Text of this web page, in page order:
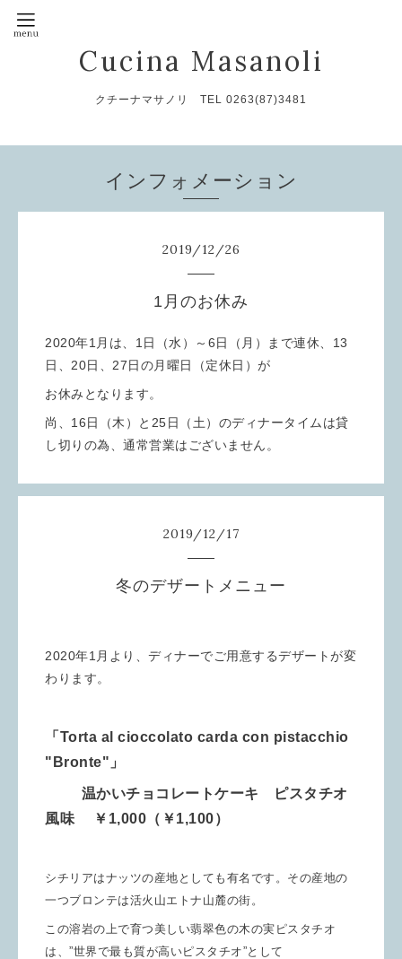
Cucina Masanoli
クチーナマサノリ TEL 0263(87)3481
インフォメーション
2019/12/26
1月のお休み
2020年1月は、1日（水）～6日（月）まで連休、13
日、20日、27日の月曜日（定休日）が
お休みとなります。
尚、16日（木）と25日（土）のディナータイムは貸
し切りの為、通常営業はございません。
2019/12/17
冬のデザートメニュー
2020年1月より、ディナーでご用意するデザートが変
わります。
「Torta al cioccolato carda con pistacchio
"Bronte"」
温かいチョコレートケーキ ピスタチオ
風味 ￥1,000（￥1,100）
シチリアはナッツの産地としても有名です。その産地の
一つブロンテは活火山エトナ山麓の街。
こ の溶岩の上で育つ美しい翡翠色の木の実ピスタチオ
は、”世界で最も質が高いピスタチオ”として